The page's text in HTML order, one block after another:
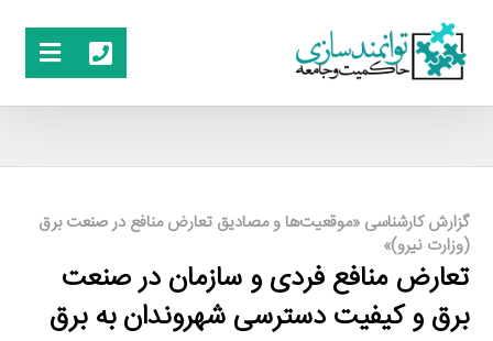
گزارش کارشناسی «موقعیت‌ها و مصادیق تعارض منافع در صنعت برق
(وزارت نیرو)»
تعارض منافع فردی و سازمان در صنعت
برق و کیفیت دسترسی شهروندان به برق